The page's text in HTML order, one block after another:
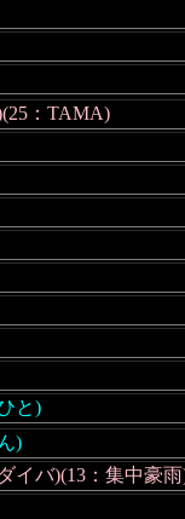
：TAMA)
と)
)
イバ)(13：集中豪雨